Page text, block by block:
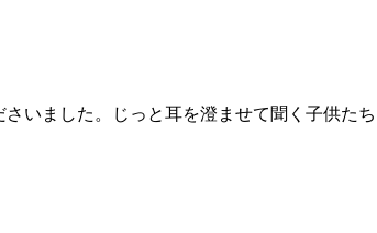
いました。じっと耳を澄ませて聞く子供た